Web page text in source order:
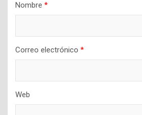
Nombre *
Correo electrónico *
Web